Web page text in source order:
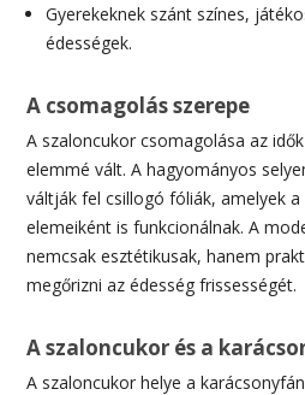
Gyerekeknek szánt színes,
édességek.
A csomagolás szerepe
A szaloncukor csomagolása az
elemmé vált. A hagyományos
váltják fel csillogó fóliák, amelyek
elemeiként is funkcionálnak. A
nemcsak esztétikusak, hanem
megőrizni az édesség frissességét.
A szaloncukor és a
A szaloncukor helye a